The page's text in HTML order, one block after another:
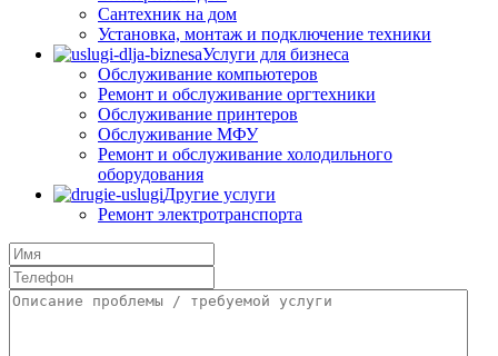
Сантехник на дом
Установка, монтаж и подключение техники
Услуги для бизнеса
Обслуживание компьютеров
Ремонт и обслуживание оргтехники
Обслуживание принтеров
Обслуживание МФУ
Ремонт и обслуживание холодильного
оборудования
Другие услуги
Ремонт электротранспорта